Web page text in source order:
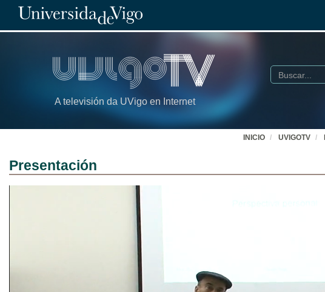
A televisión da UVigo en Internet
Buscar
INICIO UVIGOTV
Presentación